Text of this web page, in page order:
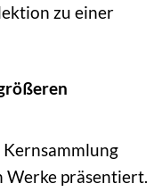
zu einer
Kernsammlung
Werke präsentiert.